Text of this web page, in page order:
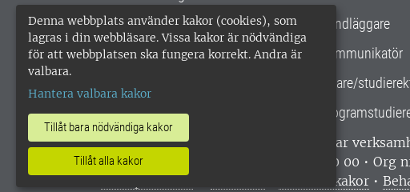
Denna webbplats använder kakor (cookies), som
lagras i din webbläsare. Vissa kakor är nödvändiga
för att webbplatsen ska fungera korrekt. Andra är
valbara.
Hantera valbara kakor
Tillåt bara nödvändiga kakor
Tillåt alla kakor
samarbetsprojekt
Gemensamma verksamhetsstödet
Handläggare
Kommunikatör
Lärare/
SLU, Sveriges lantbruksuniversitet, har
enligt ISO 14001. •
Telefon: 018-67 10 00 • Org
Hantera kakor •